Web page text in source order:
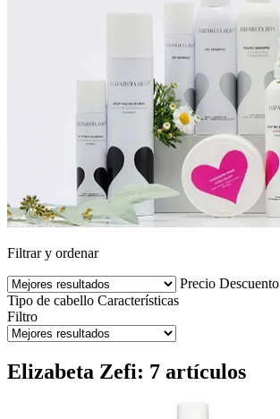
Filtrar y ordenar
Precio Descuento
Tipo de cabello Características
Filtro
Elizabeta Zefi: 7 artículos